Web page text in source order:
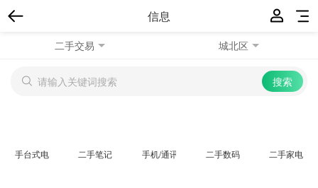
信息
二手交易 城北区
手台式电脑 二手笔记本 手机/通讯相关 二手数码/摄录 二手家电